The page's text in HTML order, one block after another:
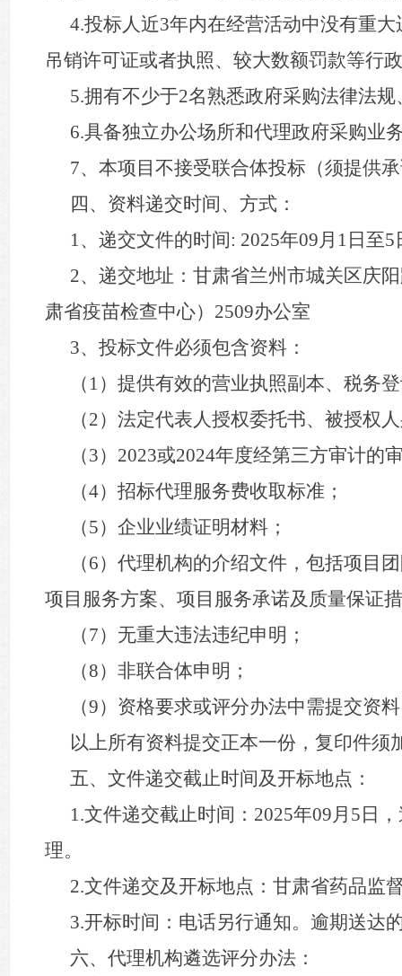
4.投标人近3年内在经营活动中没有重
吊销许可证或者执照、较大数额罚款等行
5.拥有不少于2名熟悉政府采购法律法
6.具备独立办公场所和代理政府采购业
7、本项目不接受联合体投标（须提供
四、资料递交时间、方式：
1、递交文件的时间: 2025年09月1日至
2、递交地址：甘肃省兰州市城关区庆
肃省疫苗检查中心）2509办公室
3、投标文件必须包含资料：
（ 1）提供有效的营业执照副本、税务
（2）法定代表人授权委托书、被授权
（3）2023或2024年度经第三方审计的
（4）招标代理服务费收取标准；
（5）企业业绩证明材料；
（6）代理机构的介绍文件，包括项目
项目服务方案、项目服务承诺及质量保证
（7）无重大违法违纪申明；
（8）非联合体申明；
（9）资格要求或评分办法中需提交资
以上所有资料提交正本一份，复印件
五、文件递交截止时间及开标地点：
1.文件递交截止时间：2025年09月5日
理。
2.文件递交及开标地点：甘肃省药品监
3.开标时间：电话另行通知。逾期送达
六、代理机构遴选评分办法：